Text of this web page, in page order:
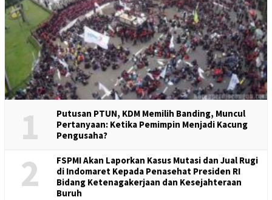
1
Putusan PTUN, KDM Memilih Banding, Muncul
Pertanyaan: Ketika Pemimpin Menjadi Kacung
Pengusaha?
2
FSPMI Akan Laporkan Kasus Mutasi dan Jual Rugi
di Indomaret Kepada Penasehat Presiden RI
Bidang Ketenagakerjaan dan Kesejahteraan
Buruh